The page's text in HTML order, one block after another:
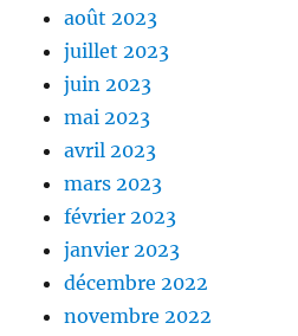
août 2023
juillet 2023
juin 2023
mai 2023
avril 2023
mars 2023
février 2023
janvier 2023
décembre 2022
novembre 2022